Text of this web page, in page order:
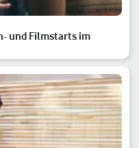
und Filmstarts im